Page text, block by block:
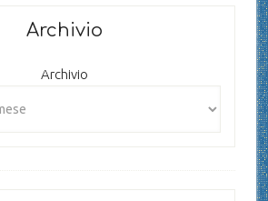
Archivio
Archivio